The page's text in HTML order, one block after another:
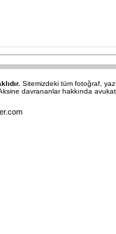
Sitemizdeki tüm fotoğraf,
davrananlar hakkında